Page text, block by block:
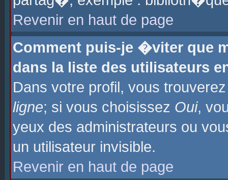
Revenir en haut de page
Comment puis-je �viter que
dans la liste des utilisateurs
Dans votre profil, vous
ligne; si vous choisissez Oui,
yeux des administrateurs ou
un utilisateur invisible.
Revenir en haut de page